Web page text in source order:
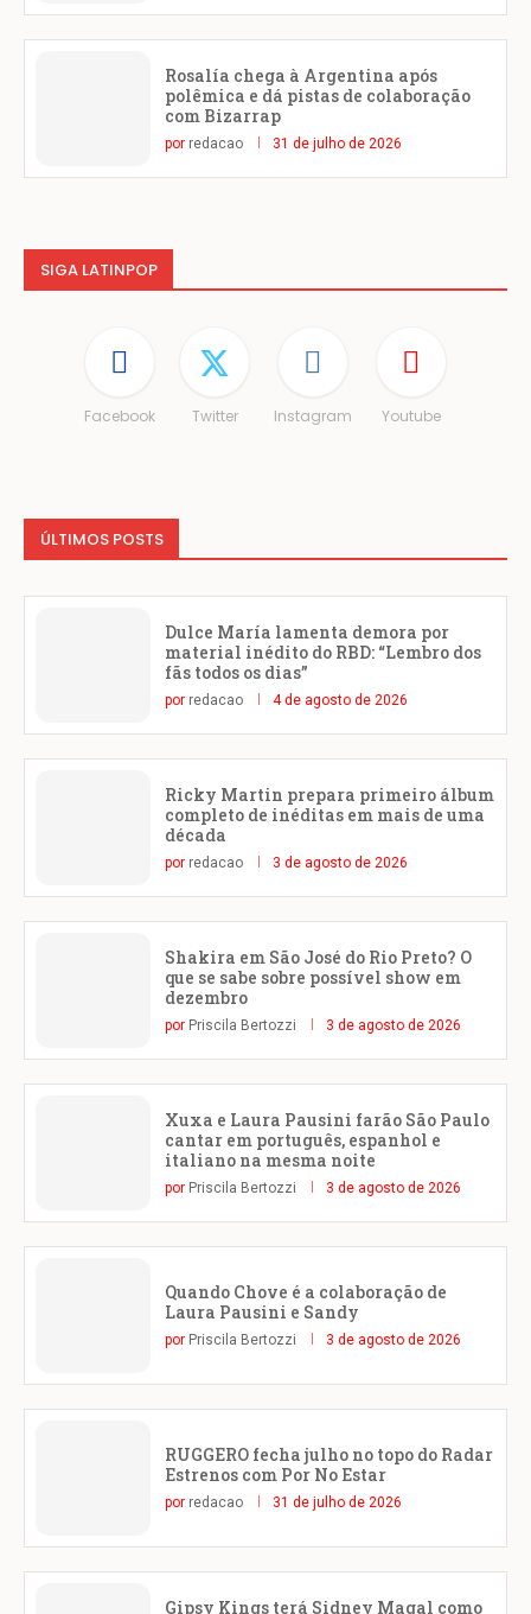
Rosalía chega à Argentina após
polêmica e dá pistas de colaboração
com Bizarrap
por redacao 31 de julho de 2026
SIGA LATINPOP
Facebook Twitter Instagram Youtube
ÚLTIMOS POSTS
Dulce María lamenta demora por
material inédito do RBD: “Lembro dos
fãs todos os dias”
por redacao 4 de agosto de 2026
Ricky Martin prepara primeiro álbum
completo de inéditas em mais de uma
década
por redacao 3 de agosto de 2026
Shakira em São José do Rio Preto? O
que se sabe sobre possível show em
dezembro
por Priscila Bertozzi 3 de agosto de 2026
Xuxa e Laura Pausini farão São Paulo
cantar em português, espanhol e
italiano na mesma noite
por Priscila Bertozzi 3 de agosto de 2026
Quando Chove é a colaboração de
Laura Pausini e Sandy
por Priscila Bertozzi 3 de agosto de 2026
RUGGERO fecha julho no topo do Radar
Estrenos com Por No Estar
por redacao 31 de julho de 2026
Gipsy Kings terá Sidney Magal como